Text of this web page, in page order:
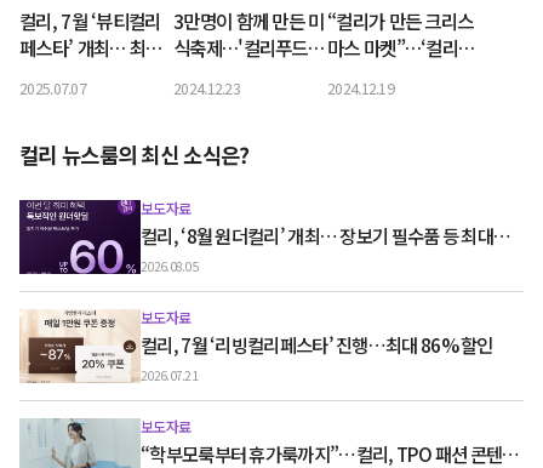
컬리, 7월 ‘뷰티컬리
페스타’ 개최… 최대
2025.07.07
3만명이 함께 만든 미
식축제…'컬리푸드페
정 성료
2024.12.23
“컬리가 만든 크리스
마스 마켓”…‘컬리푸
2024.12.19
컬리 뉴스룸의 최신 소식은?
보도자료
컬리, ‘8월 원더컬리’ 개최… 장보기 필수품 등 최대
60% 할인
2026.08.05
보도자료
컬리, 7월 ‘리빙컬리페스타’ 진행…최대 86% 할인
2026.07.21
보도자료
“학부모룩부터 휴가룩까지”…컬리, TPO 패션 콘텐츠